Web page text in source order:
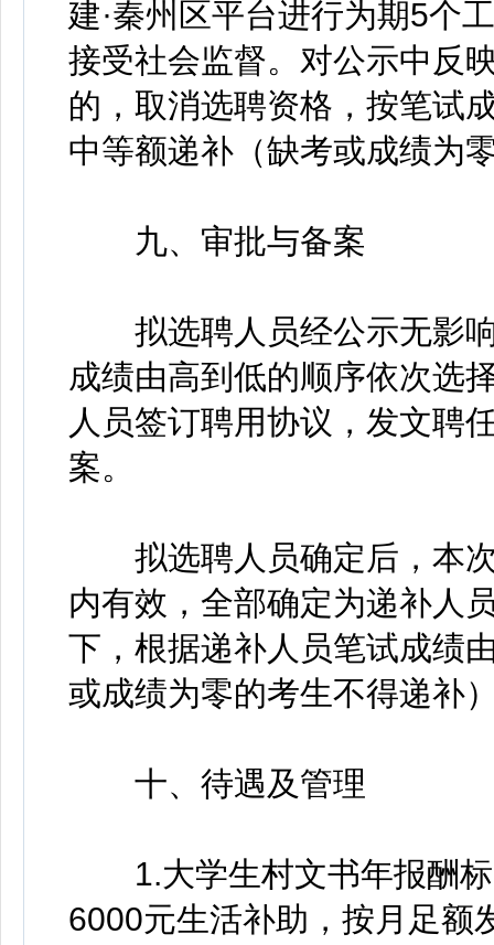
建·秦州区平台进行为期5个
接受社会监督。对公示中反
的，取消选聘资格，按笔试
中等额递补（缺考或成绩为
九、审批与备案
拟选聘人员经公示无影响
成绩由高到低的顺序依次选
人员签订聘用协议，发文聘
案。
拟选聘人员确定后，本次
内有效，全部确定为递补人
下，根据递补人员笔试成绩
或成绩为零的考生不得递补
十、待遇及管理
1.大学生村文书年报酬标
6000元生活补助，按月足额